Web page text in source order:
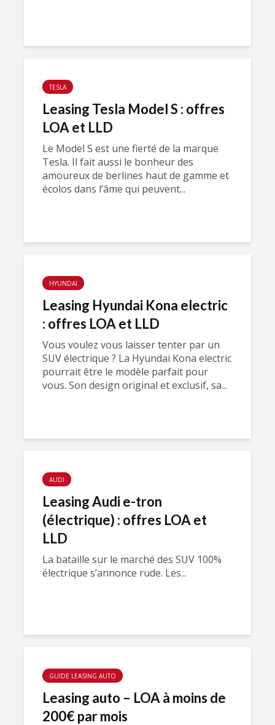
TESLA
Leasing Tesla Model S : offres
LOA et LLD
Le Model S est une fierté de la marque
Tesla. Il fait aussi le bonheur des
amoureux de berlines haut de gamme et
écolos dans l’âme qui peuvent...
HYUNDAI
Leasing Hyundai Kona electric
: offres LOA et LLD
Vous voulez vous laisser tenter par un
SUV électrique ? La Hyundai Kona electric
pourrait être le modèle parfait pour
vous. Son design original et exclusif, sa...
AUDI
Leasing Audi e-tron
(électrique) : offres LOA et
LLD
La bataille sur le marché des SUV 100%
électrique s’annonce rude. Les...
GUIDE LEASING AUTO
Leasing auto – LOA à moins de
200€ par mois